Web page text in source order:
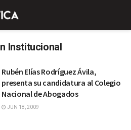
Institucional
Rubén Elías Rodríguez Ávila,
presenta su candidatura al Colegio
Nacional de Abogados
JUN 18, 2009